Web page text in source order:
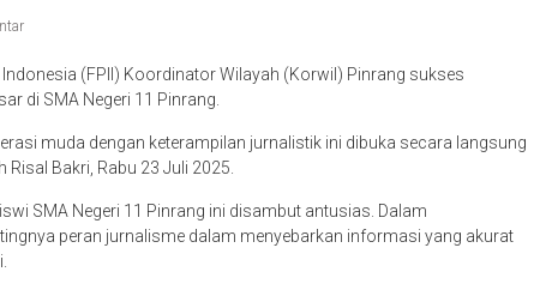
(FPII) Koordinator Wilayah (Korwil) Pinrang sukses
di SMA Negeri 11 Pinrang.
muda dengan keterampilan jurnalistik ini dibuka secara langsung
Risal Bakri, Rabu 23 Juli 2025.
SMA Negeri 11 Pinrang ini disambut antusias. Dalam
peran jurnalisme dalam menyebarkan informasi yang akurat